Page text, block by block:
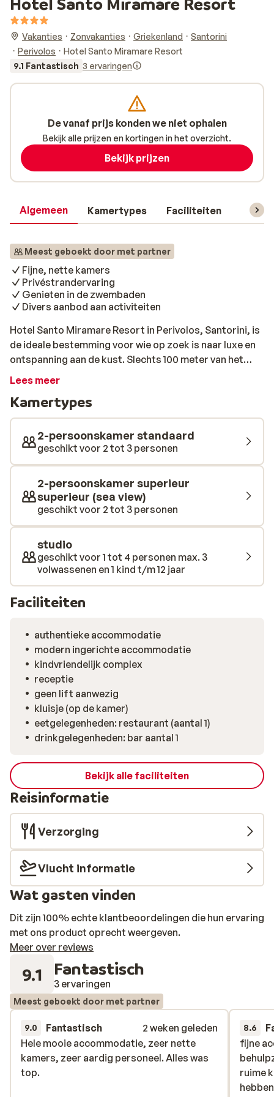
Vakanties Zonvakanties Griekenland
Santorini
Perivolos
Hotel Santo Miramare Resort
9.1 Fantastisch 3 ervaringen
Algemeen Kamertypes Faciliteiten
Meest geboekt door met partner
Fijne, nette kamers
Privéstrandervaring
Genieten in de zwembaden
Divers aanbod aan activiteiten
Hotel Santo Miramare Resort in Perivolos, Santorini, is
de ideale bestemming voor wie op zoek is naar luxe en
ontspanning aan de kust. Slechts 100 meter van het
prachtige privé-zandstrand, biedt dit resort een
avonturiers. Geniet van diverse restaurants, beach
bars en een scala aan entertainmentopties in de
directe omgeving, waar je het authentieke Santorini
kunt ervaren. Het resort beschikt over moderne en
lichte kamers, van alle gemakken voorzien, met een
eigen balkon of veranda. Begin je dag met een heerlijk
ontbijt in het buffetrestaurant waar je 's avonds ook
kunt genieten van mediterrane en zeevruchten
gerechten. Voor de nodige ontspanning zijn er
privéstrand met ligbedden en parasols. De
nabijgelegen watersporten, een duikcentrum en
activiteiten zoals paardrijden en vissen zorgen voor
wat avontuur tijdens je vakantie op Santorini.
Lees meer
Kamertypes
2-persoonskamer standaard
geschikt voor 2 tot 3 personen
2-persoonskamer superieur
superieur (sea view)
geschikt voor 2 tot 3 personen
studio
geschikt voor 1 tot 4 personen max. 3
volwassenen en 1 kind t/m 12 jaar
Faciliteiten
authentieke accommodatie
modern ingerichte accommodatie
kindvriendelijk complex
receptie
geen lift aanwezig
kluisje (op de kamer)
eetgelegenheden: restaurant (aantal 1)
drinkgelegenheden: bar aantal 1
Bekijk alle faciliteiten
Reisinformatie
Verzorging
Vlucht informatie
Wat gasten vinden
Dit zijn 100% echte klantbeoordelingen die hun ervaring
met ons product oprecht weergeven.
Meer over reviews
9.1 Fantastisch
3 ervaringen
Meest geboekt door met partner
9.0 Fantastisch
2 weken geleden
Hele mooie accommodatie, zeer nette
kamers, zeer aardig personeel. Alles was
top.
Hele mooie accommodatie, zeer nette
kamers, zeer aardig personeel. Alles was
top.
8.6
fijne
ruime
fijne
ruime
De vanaf prijs konden we niet ophalen
Bekijk alle prijzen en kortingen in het overzicht.
Bekijk prijzen